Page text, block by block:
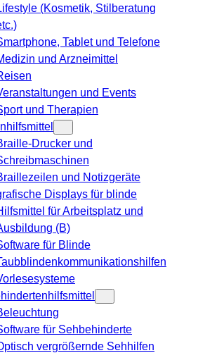
(Kosmetik, Stilberatung
Tablet und Telefone
und Arzneimittel
und Events
und Therapien
Drucker und
und Notizgeräte
Displays für blinde
für Arbeitsplatz und
(B)
für Blinde
für Sehbehinderte
vergrößernde Sehhilfen